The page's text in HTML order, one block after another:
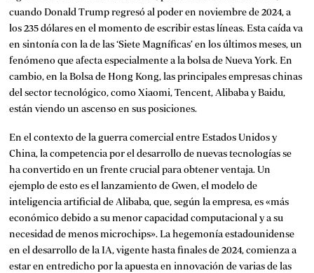
cuando Donald Trump regresó al poder en noviembre de 2024, a
los 235 dólares en el momento de escribir estas líneas. Esta caída va
en sintonía con la de las ‘Siete Magníficas’ en los últimos meses, un
fenómeno que afecta especialmente a la bolsa de Nueva York. En
cambio, en la Bolsa de Hong Kong, las principales empresas chinas
del sector tecnológico, como Xiaomi, Tencent, Alibaba y Baidu,
están viendo un ascenso en sus posiciones.
En el contexto de la guerra comercial entre Estados Unidos y
China, la competencia por el desarrollo de nuevas tecnologías se
ha convertido en un frente crucial para obtener ventaja. Un
ejemplo de esto es el lanzamiento de Gwen, el modelo de
inteligencia artificial de Alibaba, que, según la empresa, es «más
económico debido a su menor capacidad computacional y a su
necesidad de menos microchips». La hegemonía estadounidense
en el desarrollo de la IA, vigente hasta finales de 2024, comienza a
estar en entredicho por la apuesta en innovación de varias de las